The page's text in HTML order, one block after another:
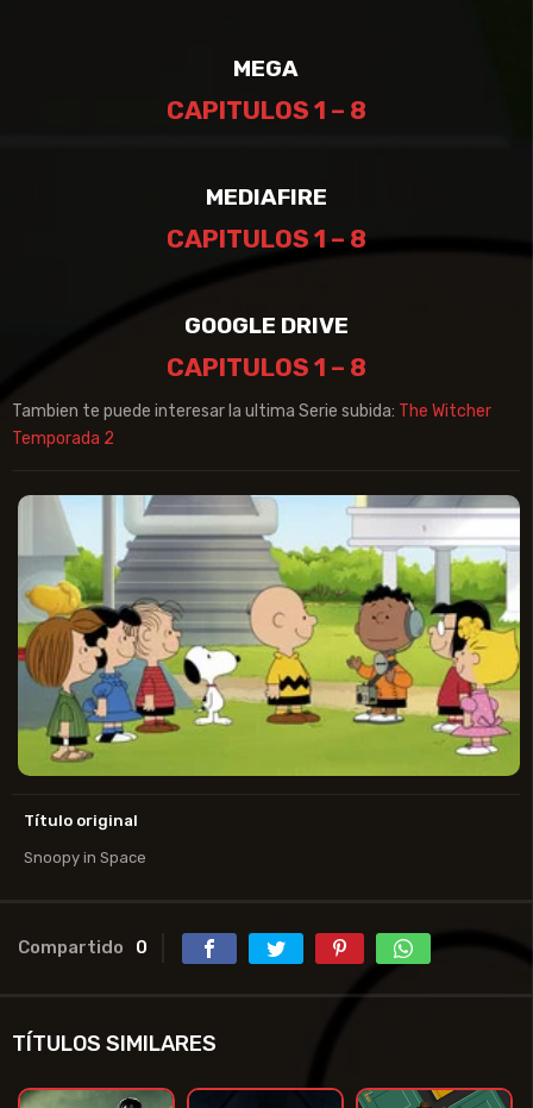
MEGA
CAPITULOS 1 – 8
MEDIAFIRE
CAPITULOS 1 – 8
GOOGLE DRIVE
CAPITULOS 1 – 8
Tambien te puede interesar la ultima Serie subida: The Witcher
Temporada 2
Título original
Snoopy in Space
Compartido 0
TÍTULOS SIMILARES